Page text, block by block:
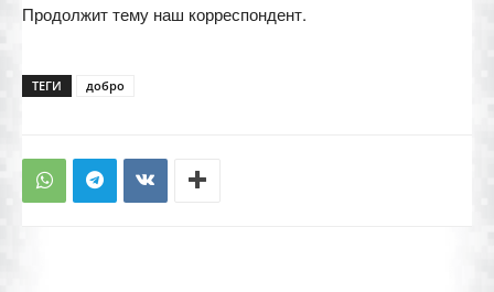
Продолжит тему наш корреспондент.
ТЕГИ добро